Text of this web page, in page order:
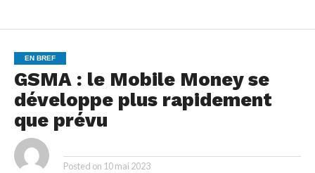
EN BREF
GSMA : le Mobile Money se
développe plus rapidement
que prévu
Posted on 10 mai 2023